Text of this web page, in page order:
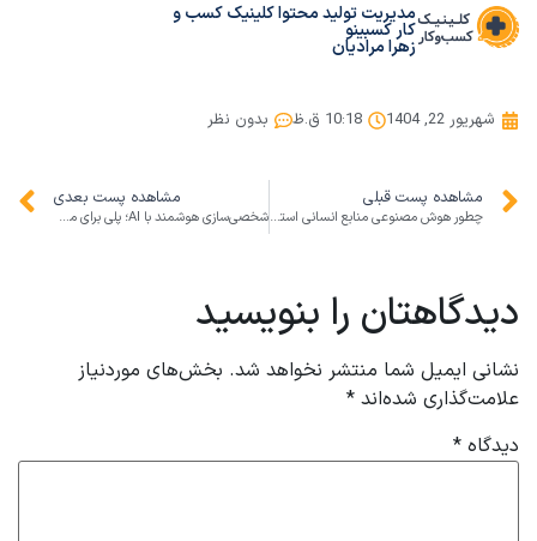
مدیریت تولید محتوا کلینیک کسب و
کار کسبینو
زهرا مرادیان
شهریور 22, 1404 10:18 ق.ظ بدون نظر
مشاهده پست قبلی
چطور هوش مصنوعی منابع انسانی استارتاپ‌ها را متحول می‌کند؟
مشاهده پست بعدی
شخصی‌سازی هوشمند با AI؛ پلی برای موفقیت کسب‌وکارها و رضایت مشتریان در ایران
دیدگاهتان را بنویسید
نشانی ایمیل شما منتشر نخواهد شد. بخش‌های موردنیاز
علامت‌گذاری شده‌اند *
دیدگاه *